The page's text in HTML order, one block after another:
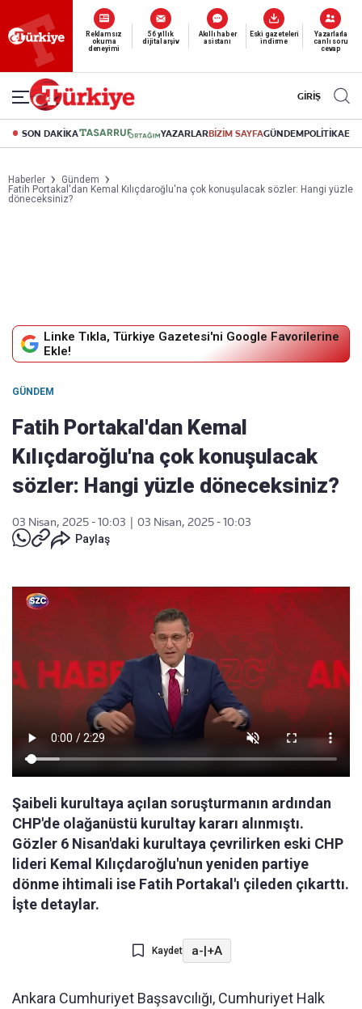
Reklamsız
okuma
deneyimi
56 yıllık
dijital arşiv
Akıllı haber
asistanı
Eski gazeteleri
indirme
Yazarlarla
canlı soru
cevap
GİRİŞ
SON DAKİKA YAZARLARBİZİM SAYFAGÜNDEMPOLİTİKA
Haberler
Gündem
Fatih Portakal'dan Kemal Kılıçdaroğlu'na çok konuşulacak sözler: Hangi yüzle
döneceksiniz?
Linke Tıkla, Türkiye Gazetesi'ni Google Favorilerine
Ekle!
GÜNDEM
Fatih Portakal'dan Kemal
Kılıçdaroğlu'na çok konuşulacak
sözler: Hangi yüzle döneceksiniz?
03 Nisan, 2025 - 10:03
03 Nisan, 2025 - 10:03
Paylaş
Şaibeli kurultaya açılan soruşturmanın ardından
CHP'de olağanüstü kurultay kararı alınmıştı.
Gözler 6 Nisan'daki kurultaya çevrilirken eski CHP
lideri Kemal Kılıçdaroğlu'nun yeniden partiye
dönme ihtimali ise Fatih Portakal'ı çileden çıkarttı.
İşte detaylar.
Kaydet a-|+A
Ankara Cumhuriyet Başsavcılığı, Cumhuriyet Halk